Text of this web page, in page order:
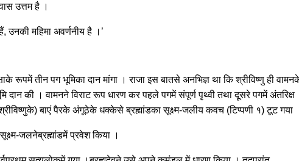
उत्तम है ।
उनकी महिमा अवर्णनीय है ।’
रूपमें तीन पग भूमिका दान मांगा । राजा इस बातसे अनभिज्ञ था कि श्रीविष्णु ही
की । वामनने विराट रूप धारण कर पहले पगमें संपूर्ण पृथ्वी तथा दूसरे पगमें अंतरिक्ष
बाएं पैरके अंगूठेके धक्केसे ब्रह्मांडका सूक्ष्म-जलीय कवच (टिप्पणी १) टूट गया ।
जलनेब्रह्मांडमें प्रवेश किया ।